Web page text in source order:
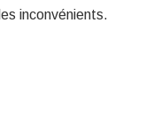
inconvénients.